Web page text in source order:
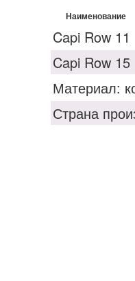
Наименование
Capi Row 11
Capi Row 15
Материал:
Страна